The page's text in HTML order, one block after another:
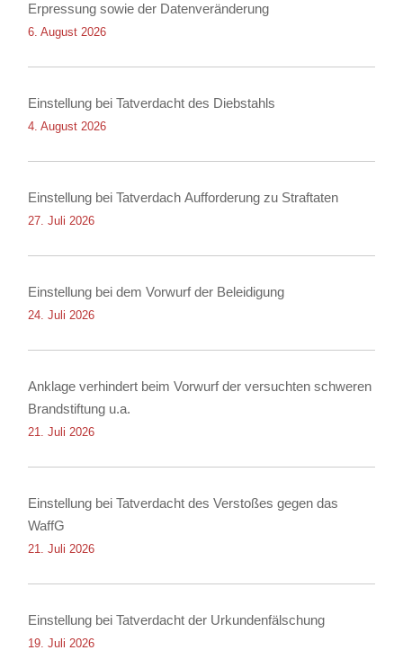
Erpressung sowie der Datenveränderung
6. August 2026
Einstellung bei Tatverdacht des Diebstahls
4. August 2026
Einstellung bei Tatverdach Aufforderung zu Straftaten
27. Juli 2026
Einstellung bei dem Vorwurf der Beleidigung
24. Juli 2026
Anklage verhindert beim Vorwurf der versuchten schweren
Brandstiftung u.a.
21. Juli 2026
Einstellung bei Tatverdacht des Verstoßes gegen das
WaffG
21. Juli 2026
Einstellung bei Tatverdacht der Urkundenfälschung
19. Juli 2026